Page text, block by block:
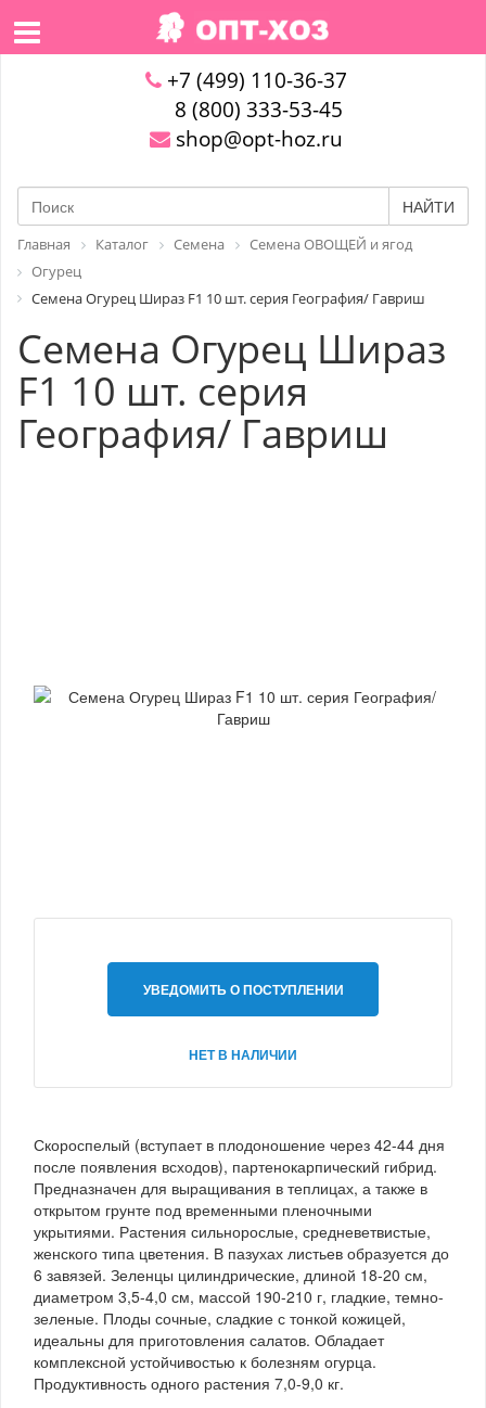
+7 (499) 110-36-37
8 (800) 333-53-45
shop@opt-hoz.ru
НАЙТИ
Главная Каталог Семена
Семена ОВОЩЕЙ и ягод
Огурец
Семена Огурец Шираз F1 10 шт. серия География/ Гавриш
Семена Огурец Шираз
F1 10 шт. серия
География/ Гавриш
УВЕДОМИТЬ О ПОСТУПЛЕНИИ
НЕТ В НАЛИЧИИ
Скороспелый (вступает в плодоношение через 42-44 дня
после появления всходов), партенокарпический гибрид.
Предназначен для выращивания в теплицах, а также в
открытом грунте под временными пленочными
укрытиями. Растения сильнорослые, средневетвистые,
женского типа цветения. В пазухах листьев образуется до
6 завязей. Зеленцы цилиндрические, длиной 18-20 см,
диаметром 3,5-4,0 см, массой 190-210 г, гладкие, темно-
зеленые. Плоды сочные, сладкие с тонкой кожицей,
идеальны для приготовления салатов. Обладает
комплексной устойчивостью к болезням огурца.
Продуктивность одного растения 7,0-9,0 кг.